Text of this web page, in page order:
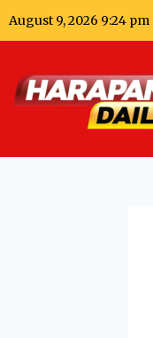
August 9, 2026 9:24 pm |